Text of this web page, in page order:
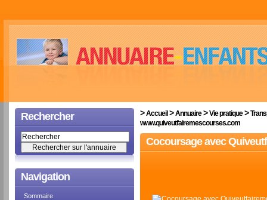
Rechercher
Navigation
Sommaire
>Accueil>Annuaire>Vie pratique>
www.quiveutfairemescourses.com
Cocoursage avec